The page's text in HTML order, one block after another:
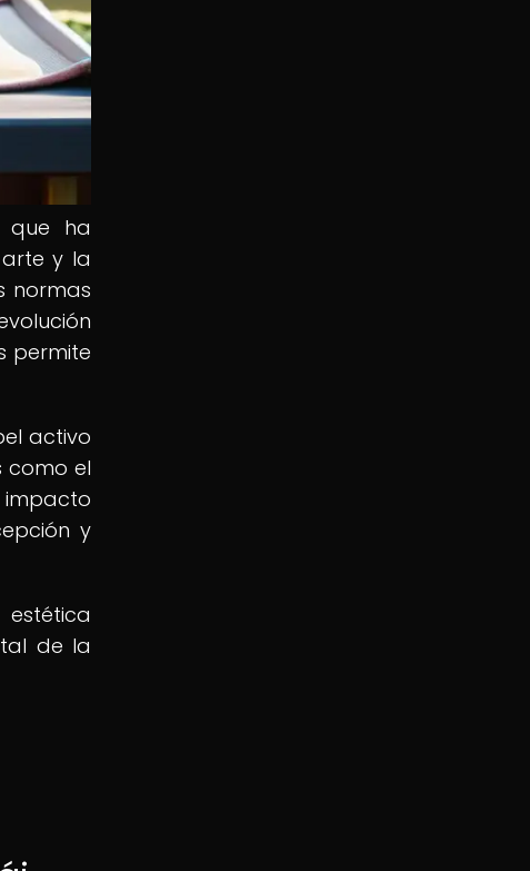
que ha
y la
normas
permite
activo
como el
impacto
y
de la